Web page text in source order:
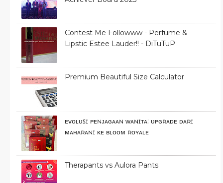
Contest Me Followww - Perfume &
Lipstic Estee Lauder!! - DiTuTuP
Premium Beautiful Size Calculator
ᴇᴠᴏʟᴜꜱɪ ᴘᴇɴᴊᴀɢᴀᴀɴ ᴡᴀɴɪᴛᴀ: ᴜᴘɢʀᴀᴅᴇ ᴅᴀʀɪ
ᴍᴀʜᴀʀᴀɴɪ ᴋᴇ ʙʟᴏᴏᴍ ʀᴏʏᴀʟᴇ
Therapants vs Aulora Pants